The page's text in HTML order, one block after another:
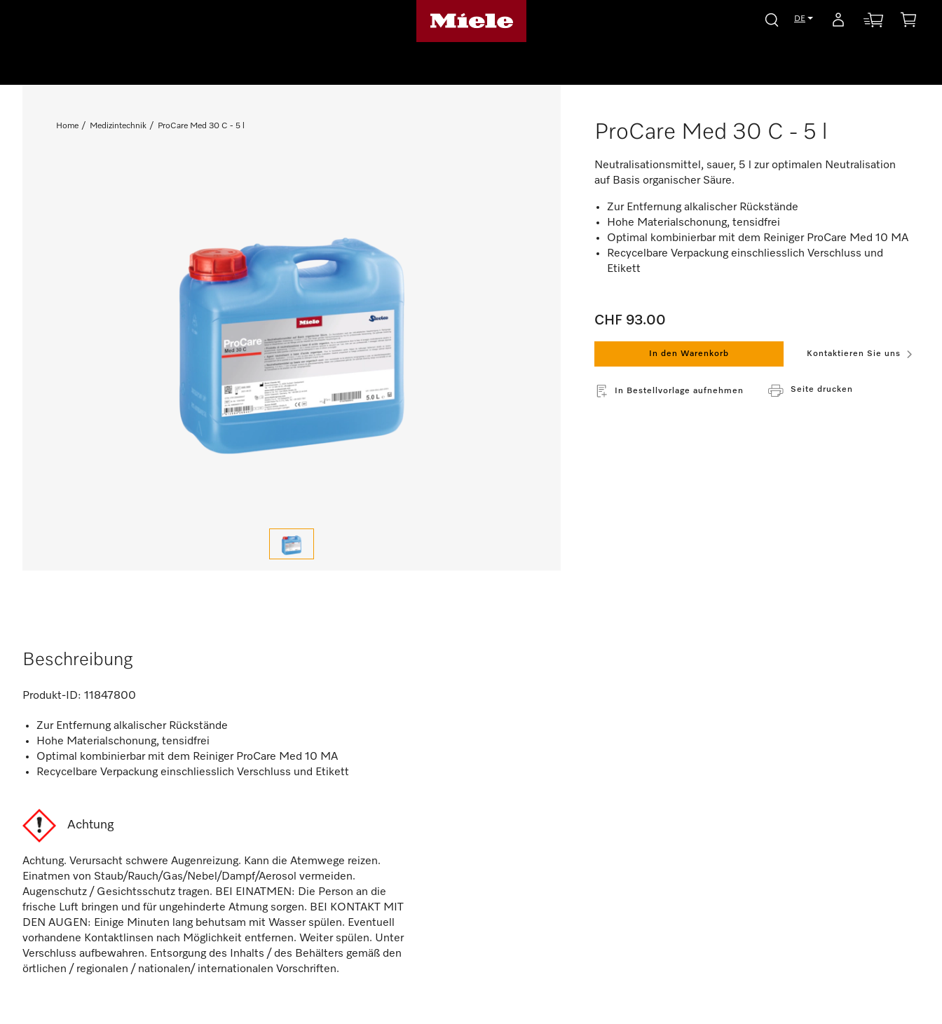
DE
Home Medizintechnik ProCare Med 30 C - 5 l ProCare Med 30 C - 5 l
Neutralisationsmittel, sauer, 5 l zur optimalen Neutralisation
auf Basis organischer Säure.
Zur Entfernung alkalischer Rückstände
Hohe Materialschonung, tensidfrei
Optimal kombinierbar mit dem Reiniger ProCare Med 10 MA
Recycelbare Verpackung einschliesslich Verschluss und
Etikett
CHF 93.00
In den Warenkorb Kontaktieren Sie uns
In Bestellvorlage aufnehmen Seite drucken
Beschreibung
Produkt-ID: 11847800
Zur Entfernung alkalischer Rückstände
Hohe Materialschonung, tensidfrei
Optimal kombinierbar mit dem Reiniger ProCare Med 10 MA
Recycelbare Verpackung einschliesslich Verschluss und Etikett
Achtung
Achtung. Verursacht schwere Augenreizung. Kann die Atemwege reizen.
Einatmen von Staub/Rauch/Gas/Nebel/Dampf/Aerosol vermeiden.
Augenschutz / Gesichtsschutz tragen. BEI EINATMEN: Die Person an die
frische Luft bringen und für ungehinderte Atmung sorgen. BEI KONTAKT MIT
DEN AUGEN: Einige Minuten lang behutsam mit Wasser spülen. Eventuell
vorhandene Kontaktlinsen nach Möglichkeit entfernen. Weiter spülen. Unter
Verschluss aufbewahren. Entsorgung des Inhalts / des Behälters gemäß den
örtlichen / regionalen / nationalen/ internationalen Vorschriften.